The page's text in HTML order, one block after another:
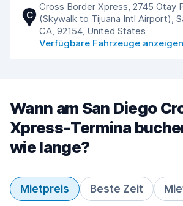
C
Cross Border Xpress, 2745 Otay
(Skywalk to Tijuana Intl Airport),
CA, 92154, United States
Verfügbare Fahrzeuge anzeigen
Wann am San Diego
Xpress-Termina
wie lange?
Mietpreis Beste Zeit